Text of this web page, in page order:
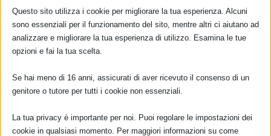
Questo sito utilizza i cookie per migliorare la tua esperienza. Alcuni
sono essenziali per il funzionamento del sito, mentre altri ci aiutano ad
analizzare e migliorare la tua esperienza di utilizzo. Esamina le tue
opzioni e fai la tua scelta.
Se hai meno di 16 anni, assicurati di aver ricevuto il consenso di un
genitore o tutore per tutti i cookie non essenziali.
La tua privacy è importante per noi. Puoi regolare le impostazioni dei
cookie in qualsiasi momento. Per maggiori informazioni su come